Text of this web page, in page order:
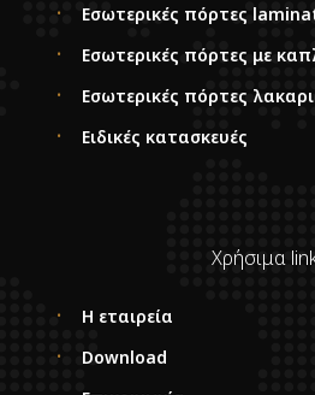
Εσωτερικές πόρτες
Εσωτερικές πόρτες με
Εσωτερικές πόρτες
Ειδικές κατασκευές
Χρήσιμα
Η εταιρεία
Download